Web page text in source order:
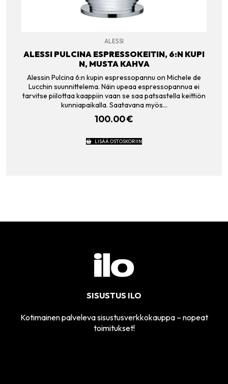
ALESSI
ALESSI PULCINA ESPRESSOKEITIN, 6:N KUPI
N, MUSTA KAHVA
Alessin Pulcina 6:n kupin espressopannu on Michele de
Lucchin suunnittelema. Näin upeaa espressopannua ei
tarvitse piilottaa kaappiin vaan se saa patsastella keittiön
kunniapaikalla. Saatavana myös…
100.00€
LISÄÄ OSTOSKORIIN
SISUSTUS ILO
Kotimainen palveleva sisustusverkkokauppa – nopeat
toimitukset!